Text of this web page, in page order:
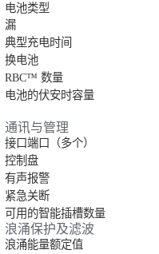
电池类型
漏
典型充电时间
换电池
RBC™ 数量
电池的伏安时容量
通讯与管理
接口端口（多个）
控制盘
有声报警
紧急关断
可用的智能插槽数量
浪涌保护及滤波
浪涌能量额定值